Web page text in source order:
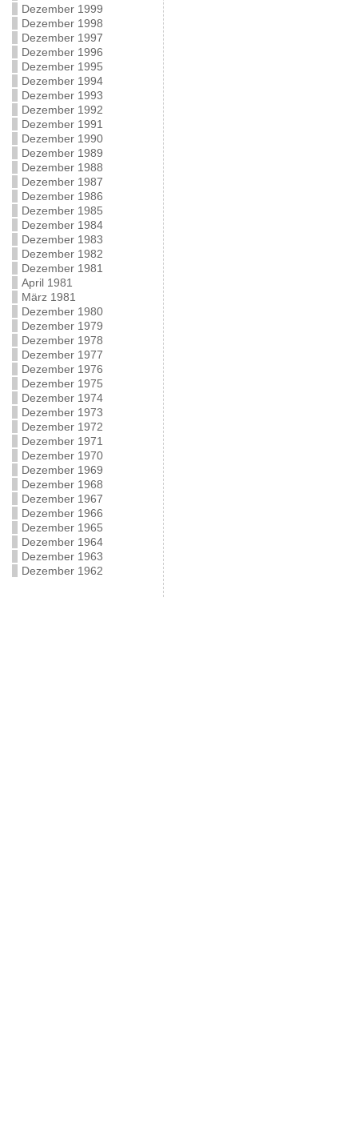
Dezember 1999
Dezember 1998
Dezember 1997
Dezember 1996
Dezember 1995
Dezember 1994
Dezember 1993
Dezember 1992
Dezember 1991
Dezember 1990
Dezember 1989
Dezember 1988
Dezember 1987
Dezember 1986
Dezember 1985
Dezember 1984
Dezember 1983
Dezember 1982
Dezember 1981
April 1981
März 1981
Dezember 1980
Dezember 1979
Dezember 1978
Dezember 1977
Dezember 1976
Dezember 1975
Dezember 1974
Dezember 1973
Dezember 1972
Dezember 1971
Dezember 1970
Dezember 1969
Dezember 1968
Dezember 1967
Dezember 1966
Dezember 1965
Dezember 1964
Dezember 1963
Dezember 1962